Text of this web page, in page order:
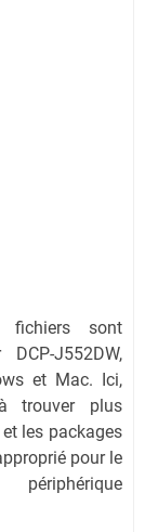
sont
J552DW,
et Mac. Ici,
trouver plus
les packages
pour le